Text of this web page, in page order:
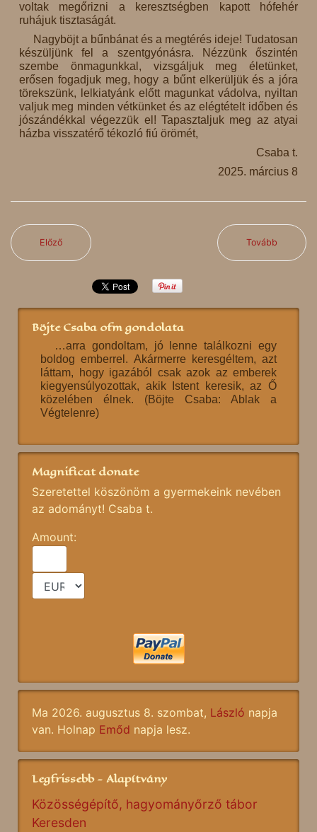
voltak megőrizni a keresztségben kapott hófehér
ruhájuk tisztaságát.
Nagyböjt a bűnbánat és a megtérés ideje! Tudatosan
készüljünk fel a szentgyónásra. Nézzünk őszintén
szembe önmagunkkal, vizsgáljuk meg életünket,
erősen fogadjuk meg, hogy a bűnt elkerüljük és a jóra
törekszünk, lelkiatyánk előtt magunkat vádolva, nyiltan
valjuk meg minden vétkünket és az elégtételt időben és
jószándékkal végezzük el! Tapasztaljuk meg az atyai
házba visszatérő tékozló fiú örömét,
Csaba t.
2025. március 8
Előző Tovább
Böjte Csaba ofm gondolata
…arra gondoltam, jó lenne találkozni egy
boldog emberrel. Akármerre keresgéltem, azt
láttam, hogy igazából csak azok az emberek
kiegyensúlyozottak, akik Istent keresik, az Ő
közelében élnek. (Böjte Csaba: Ablak a
Végtelenre)
Magnificat donate
Szeretettel köszönöm a gyermekeink nevében
az adományt! Csaba t.
Amount:
Ma 2026. augusztus 8. szombat, László napja
van. Holnap Emőd napja lesz.
Legfrissebb - Alapítvány
Közösségépítő, hagyományőrző tábor
Keresden